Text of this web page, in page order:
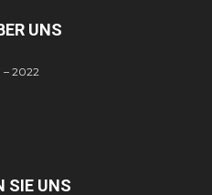
UNS
– 2022
SIE UNS